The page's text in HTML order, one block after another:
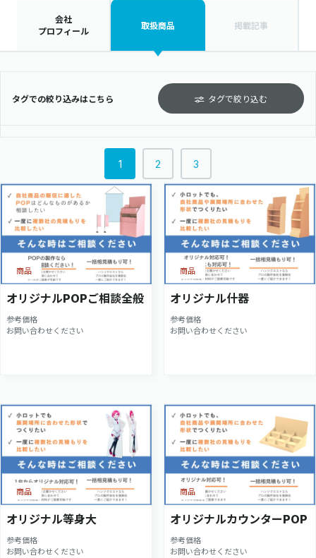
会社
プロフィール
取扱商品 掲載記事
タグでの絞り込みはこちら タグで絞り込む
1 2 3
オリジナルPOPご相談全般
参考価格
お問い合わせください
商品
オリジナル什器
参考価格
お問い合わせください
商品
オリジナル等身大
参考価格
お問い合わせください
商品
オリジナルカウンターPOP
参考価格
お問い合わせください
商品